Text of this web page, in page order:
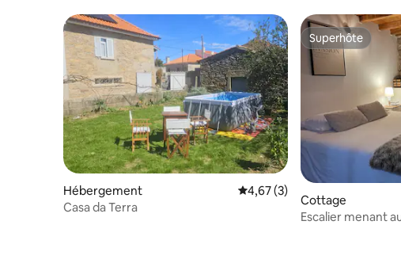
Hébergement Évaluation moyenne sur la
4,67 (3)
Casa da Terra
Superhôte
Superhôte
Cottage
Escalier menant